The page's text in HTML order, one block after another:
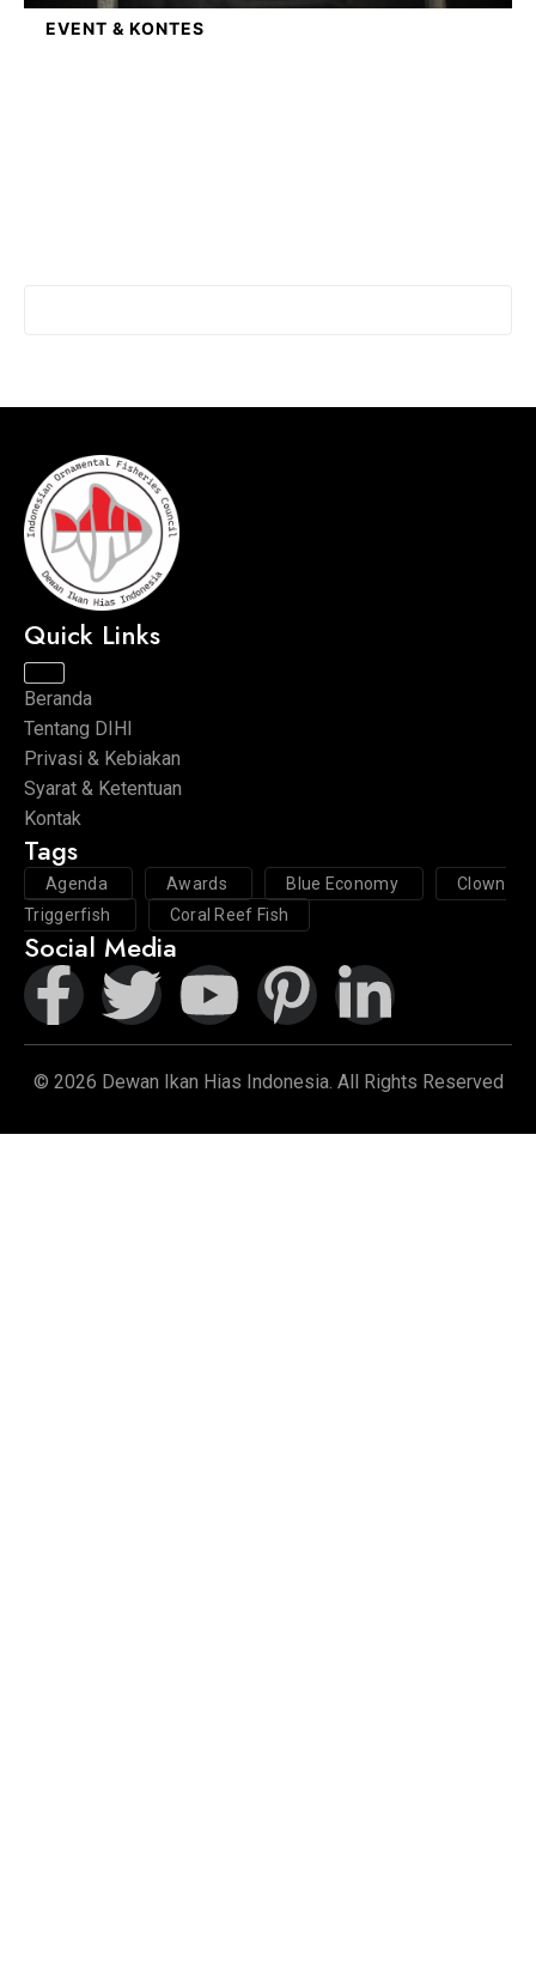
EVENT & KONTES
Quick Links
Beranda
Tentang DIHI
Privasi & Kebiakan
Syarat & Ketentuan
Kontak
Tags
Agenda Awards Blue Economy
Clown
Triggerfish
Coral Reef Fish
Social Media
© 2026 Dewan Ikan Hias Indonesia. All Rights Reserved